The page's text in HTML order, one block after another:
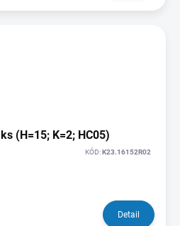
(H=15; K=2; HC05)
KÓD:K23.16152R02
Detail